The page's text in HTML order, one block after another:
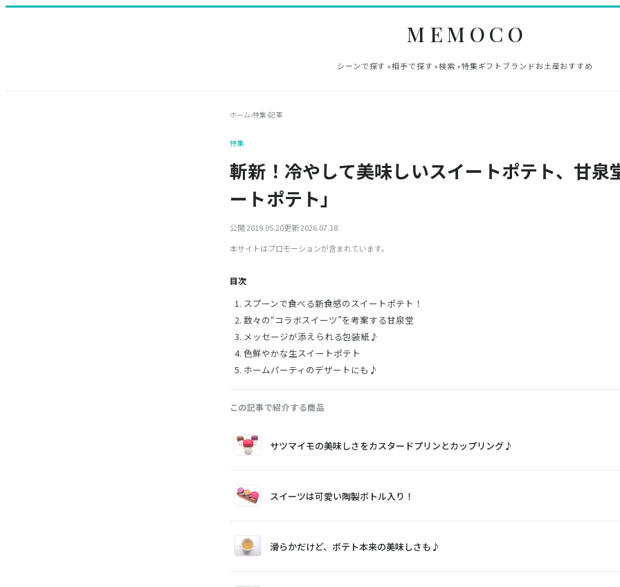
MEMOCO
シーンで探す 相手で探す 検索 特集ギフトブランドお土産おすすめ
ホーム›特集›記事
特集
斬新！冷やして美味しいスイートポテト、甘泉
ートポテト｣
公開 2019.05.20更新 2026.07.18
本サイトはプロモーションが含まれています。
目次
スプーンで食べる新食感のスイートポテト！
数々の“コラボスイーツ”を考案する甘泉堂
メッセージが添えられる包装紙♪
色鮮やかな生スイートポテト
ホームパーティのデザートにも♪
この記事で紹介する商品
像品入
サツマイモの美味しさをカスタードプリンとカップリング♪
スイーツは可愛い陶製ボトル入り！
滑らかだけど、ポテト本来の美味しさも♪